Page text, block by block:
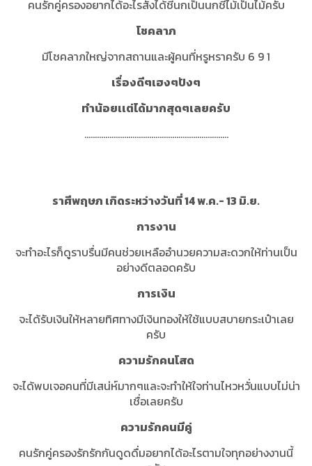
คนรักคู่ครองอยากได้อะไรสั่งได้ชี้นกเป็นนกชี้ไม้เป็นไม้ครับ
โชคลาภ
มีโชคลาภใหญ่จากสถานและผู้คนที่หรูหราครับ 6 9 1
เรื่องดีๆเฮงๆปังๆ
ทำน้อยเเต่ได้มากสุดๆเลยครับ
.....................................................................
ราศีพฤษภ เกิดระหว่างวันที่ 14 พ.ค.- 13 มิ.ย.
การงาน
จะทำอะไรก็ดูราบรื่นมีคนช่วยเหลืออำนวยความสะดวกให้ท่านเป็น
อย่างดีตลอดครับ
การเงิน
จะได้รับเงินให้หลายทิศทางมีเงินทองให้ใช้แบบสบายกระเป๋าเลย
ครับ
ความรักคนโสด
จะได้พบเจอคนที่มีเสน่ห์มากๆและจะทำให้ใจท่านไหวหวั่นแบบไม่น่า
เชื่อเลยครับ
ความรักคนมีคู่
คนรักคู่ครองรักรักกันดูดดื่มอยากได้อะไรตามใจทุกอย่างงานนี้